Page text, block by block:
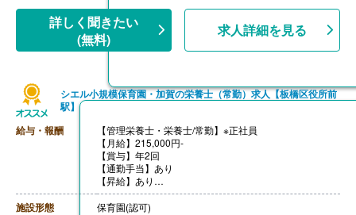
【昇給】あり（年1回）
【退職金】あり※勤続10年以上
詳しく聞きたい
(無料)
求人詳細を見る
シエル小規模保育園・加賀の栄養士（常勤）求人【板橋区役所前
駅】
給与・報酬
【管理栄養士・栄養士/常勤】※正社員
【月給】215,000円-
【賞与】年2回
【通勤手当】あり
【昇給】あり
【退職金】あり
施設形態 保育園(認可)